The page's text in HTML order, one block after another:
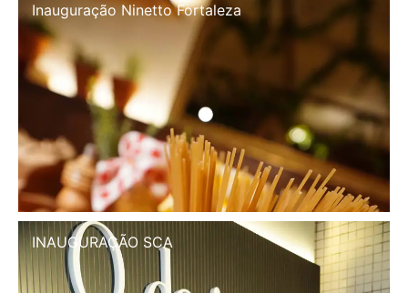
Inauguração Illa Café
INAUGURAÇÃO SCA